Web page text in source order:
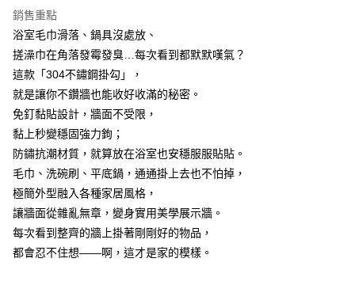
３．安心：先確認商品／服務後，再付款。
１．於結帳方式選擇「AFTEE先享後付」後，將跳轉至「AFTEE先享後付」
結帳頁面，進行簡訊認證並確認金額後，即可完成結帳。
２．訂單成立數日內，您將收到繳費通知簡訊。
３．收到繳費通知簡訊後14天內，點擊此簡訊中的連結，可透過四大超商／
ATM／網路銀行／等多元方式進行付款，方視為交易完成。
※ 請注意：結帳手續完成當下不需立刻繳費，但若您需要取消訂單，請聯絡
後付繳納相關費用。
※ 交易是否成功請以「AFTEE先享後付 」之結帳頁面顯示為準，若有關於
是否繳費成功／繳費後需取消欲退款等相關疑問，請聯繫「AFTEE先享後付
客戶支援中心」 https://netprotections.freshdesk.com/support/home
【注意事項】
１．透過由恩沛科技股份有限公司提供之「AFTEE先享後付」服務完成之交
易，需依本服務之必要範圍內提供個人資料，並將交易相關給付款項請求債
全家取貨付款
每筆NT$60，滿NT$499(含以上)免運費
7-11取貨付款
每筆NT$60，滿NT$499(含以上)免運費
7-11取貨(快速到店)
宅配
每筆NT$100，滿NT$799(含以上)免運費
離島宅配
每筆NT$150
銷售重點
浴室毛巾滑落、鍋具沒處放、
搓澡巾在角落發霉發臭…每次看到都默默嘆氣？
這款「304不鏽鋼掛勾」，
就是讓你不鑽牆也能收好收滿的秘密。
免釘黏貼設計，牆面不受限，
黏上秒變穩固強力鉤；
防鏽抗潮材質，就算放在浴室也安穩服服貼貼。
毛巾、洗碗刷、平底鍋，通通掛上去也不怕掉，
極簡外型融入各種家居風格，
讓牆面從雜亂無章，變身實用美學展示牆。
每次看到整齊的牆上掛著剛剛好的物品，
都會忍不住想——啊，這才是家的模樣。